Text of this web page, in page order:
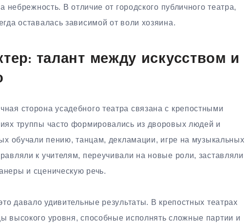
небрежность. В отличие от городского публичного театра,
оставалась зависимой от воли хозяина.
талант между искусством и
сторона усадебного театра связана с крепостными
труппы часто формировались из дворовых людей и
обучали пению, танцам, декламации, игре на музыкальных
к учителям, переучивали на новые роли, заставляли
и сценическую речь.
давало удивительные результаты. В крепостных театрах
высокого уровня, способные исполнять сложные партии и